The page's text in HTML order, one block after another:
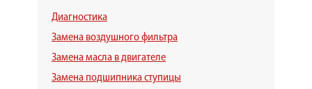
Диагностика
Замена воздушного фильтра
Замена масла в двигателе
Замена подшипника ступицы